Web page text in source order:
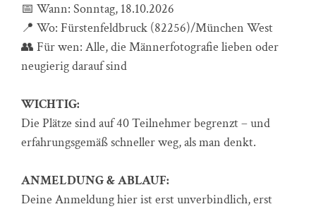
📅 Wann: Sonntag, 18.10.2026
📍 Wo: Fürstenfeldbruck (82256)/München West
👥 Für wen: Alle, die Männerfotografie lieben oder
neugierig darauf sind
WICHTIG:
Die Plätze sind auf 40 Teilnehmer begrenzt – und
erfahrungsgemäß schneller weg, als man denkt.
ANMELDUNG & ABLAUF:
Deine Anmeldung hier ist erst unverbindlich, erst